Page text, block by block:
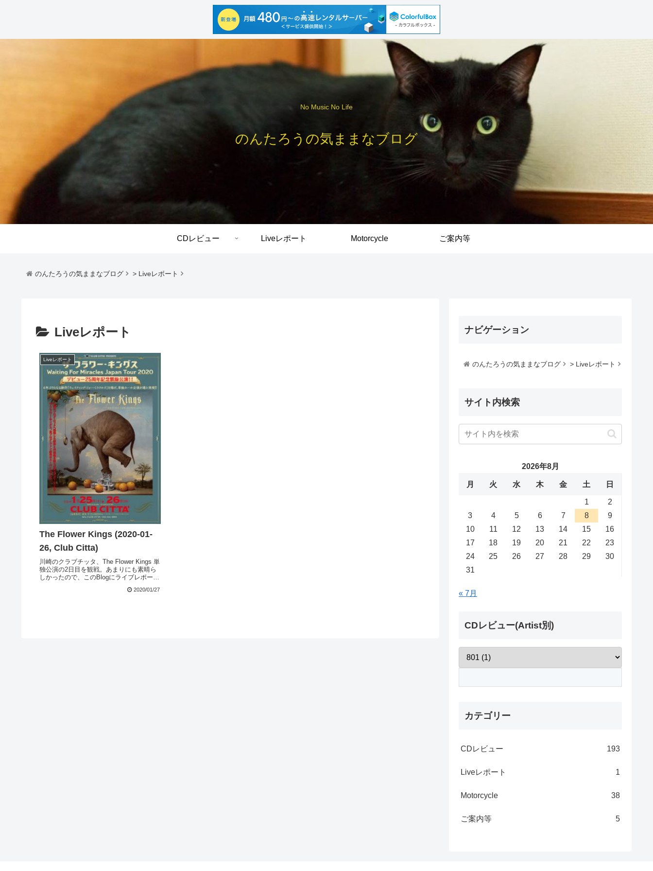
No Music No Life
のんたろうの気ままなブログ
CDレビュー Liveレポート Motorcycle ご案内等
のんたろうの気ままなブログ > Liveレポート
Liveレポート
Liveレポート
The Flower Kings (2020-01-
26, Club Citta)
川崎のクラブチッタ、The Flower Kings 単
独公演の2日目を観戦。あまりにも素晴ら
しかったので、このBlogにライブレポート
が大変なので、今回限りかもね。今回のラ
2020/01/27
ナビゲーション
のんたろうの気ままなブログ > Liveレポート
サイト内検索
2026年8月
月 火 水 木 金 土 日
1
2
3
4 5 6 7 8
9
10
11 12 13 14 15
16
17
18 19 20 21 22
23
24
25 26 27 28 29
30
31
« 7月
CDレビュー(Artist別)
カテゴリー
CDレビュー 193
Liveレポート 1
Motorcycle 38
ご案内等 5